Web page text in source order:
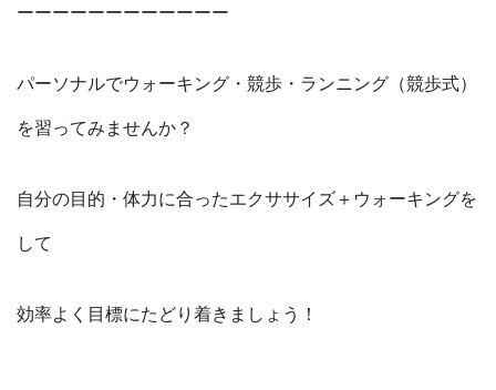
ーーーーーーーーーーーー
パーソナルでウォーキング・競歩・ランニング（競歩式）
を習ってみませんか？
自分の目的・体力に合ったエクササイズ＋ウォーキングを
して
効率よく目標にたどり着きましょう！